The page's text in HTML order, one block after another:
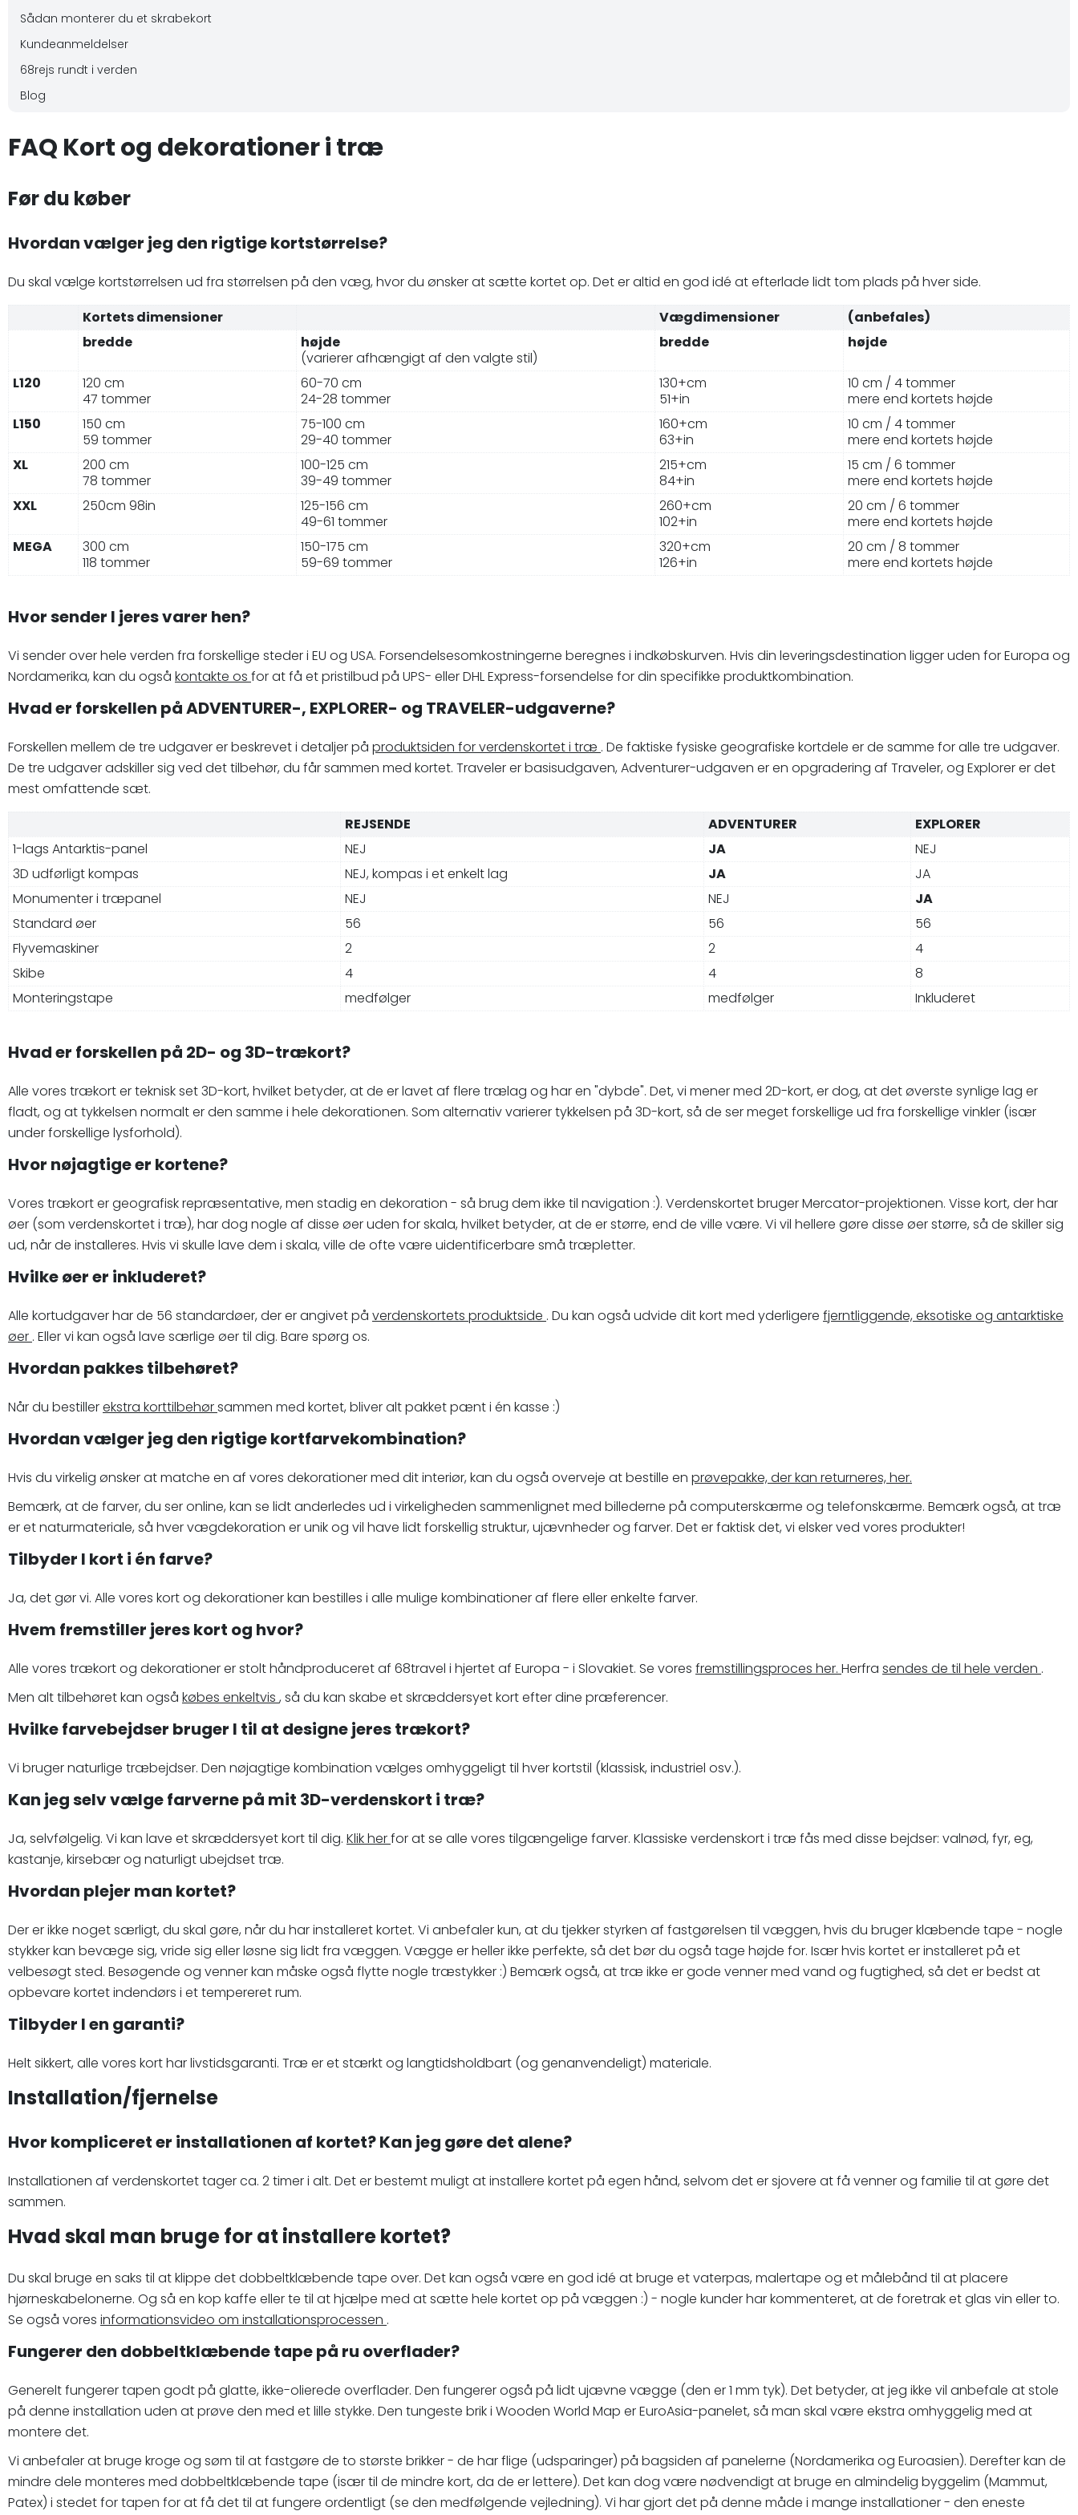
Sådan monterer du et skrabekort
Kundeanmeldelser
68rejs rundt i verden
Blog
FAQ Kort og dekorationer i træ
Før du køber
Hvordan vælger jeg den rigtige kortstørrelse?
Du skal vælge kortstørrelsen ud fra størrelsen på den væg, hvor du ønsker at sætte kortet op. Det er altid en god idé at efterlade lidt tom plads på hver side.
Kortets dimensioner
Vægdimensioner
(anbefales)
bredde
højde
(varierer afhængigt af den valgte stil)
bredde højde
L120
120 cm
47 tommer
60-70 cm
24-28 tommer
130+cm
51+in
10 cm / 4 tommer
mere end kortets højde
L150
150 cm
59 tommer
75-100 cm
29-40 tommer
160+cm
63+in
10 cm / 4 tommer
mere end kortets højde
XL
200 cm
78 tommer
100-125 cm
39-49 tommer
215+cm
84+in
15 cm / 6 tommer
mere end kortets højde
XXL
250cm 98in
125-156 cm
49-61 tommer
260+cm
102+in
20 cm / 6 tommer
mere end kortets højde
MEGA
300 cm
118 tommer
150-175 cm
59-69 tommer
320+cm
126+in
20 cm / 8 tommer
mere end kortets højde
Hvor sender I jeres varer hen?
Vi sender over hele verden fra forskellige steder i EU og USA. Forsendelsesomkostningerne beregnes i indkøbskurven. Hvis din leveringsdestination ligger uden for Europa og
Nordamerika, kan du også kontakte os for at få et pristilbud på UPS- eller DHL Express-forsendelse for din specifikke produktkombination.
Hvad er forskellen på ADVENTURER-, EXPLORER- og TRAVELER-udgaverne?
Forskellen mellem de tre udgaver er beskrevet i detaljer på produktsiden for verdenskortet i træ . De faktiske fysiske geografiske kortdele er de samme for alle tre udgaver.
De tre udgaver adskiller sig ved det tilbehør, du får sammen med kortet. Traveler er basisudgaven, Adventurer-udgaven er en opgradering af Traveler, og Explorer er det
mest omfattende sæt.
REJSENDE
ADVENTURER
EXPLORER
1-lags Antarktis-panel
NEJ JA
NEJ
3D udførligt kompas
NEJ, kompas i et enkelt lag JA
JA
Monumenter i træpanel
NEJ NEJ
JA
Standard øer
56 56
56
Flyvemaskiner
2 2
4
Skibe
4 4
8
Monteringstape
medfølger medfølger Inkluderet
Hvad er forskellen på 2D- og 3D-trækort?
Alle vores trækort er teknisk set 3D-kort, hvilket betyder, at de er lavet af flere trælag og har en "dybde". Det, vi mener med 2D-kort, er dog, at det øverste synlige lag er
fladt, og at tykkelsen normalt er den samme i hele dekorationen. Som alternativ varierer tykkelsen på 3D-kort, så de ser meget forskellige ud fra forskellige vinkler (især
under forskellige lysforhold).
Hvor nøjagtige er kortene?
Vores trækort er geografisk repræsentative, men stadig en dekoration - så brug dem ikke til navigation :). Verdenskortet bruger Mercator-projektionen. Visse kort, der har
øer (som verdenskortet i træ), har dog nogle af disse øer uden for skala, hvilket betyder, at de er større, end de ville være. Vi vil hellere gøre disse øer større, så de skiller sig
ud, når de installeres. Hvis vi skulle lave dem i skala, ville de ofte være uidentificerbare små træpletter.
Hvilke øer er inkluderet?
Alle kortudgaver har de 56 standardøer, der er angivet på verdenskortets produktside . Du kan også udvide dit kort med yderligere fjerntliggende, eksotiske og antarktiske
øer . Eller vi kan også lave særlige øer til dig. Bare spørg os.
Hvordan pakkes tilbehøret?
Når du bestillerekstra korttilbehørsammen med kortet, bliver alt pakket pænt i én kasse :)
Hvordan vælger jeg den rigtige kortfarvekombination?
Hvis du virkelig ønsker at matche en af vores dekorationer med dit interiør, kan du også overveje at bestille en prøvepakke, der kan returneres, her.
Bemærk, at de farver, du ser online, kan se lidt anderledes ud i virkeligheden sammenlignet med billederne på computerskærme og telefonskærme. Bemærk også, at træ
er et naturmateriale, så hver vægdekoration er unik og vil have lidt forskellig struktur, ujævnheder og farver. Det er faktisk det, vi elsker ved vores produkter!
Tilbyder I kort i én farve?
Ja, det gør vi. Alle vores kort og dekorationer kan bestilles i alle mulige kombinationer af flere eller enkelte farver.
Hvem fremstiller jeres kort og hvor?
Alle vores trækort og dekorationer er stolt håndproduceret af 68travel i hjertet af Europa - i Slovakiet. Se vores fremstillingsproces her. Herfra sendes de til hele verden .
Men alt tilbehøret kan også købes enkeltvis , så du kan skabe et skræddersyet kort efter dine præferencer.
Hvilke farvebejdser bruger I til at designe jeres trækort?
Vi bruger naturlige træbejdser. Den nøjagtige kombination vælges omhyggeligt til hver kortstil (klassisk, industriel osv.).
Kan jeg selv vælge farverne på mit 3D-verdenskort i træ?
Ja, selvfølgelig. Vi kan lave et skræddersyet kort til dig. Klik herfor at se alle vores tilgængelige farver. Klassiske verdenskort i træ fås med disse bejdser: valnød, fyr, eg,
kastanje, kirsebær og naturligt ubejdset træ.
Hvordan plejer man kortet?
Der er ikke noget særligt, du skal gøre, når du har installeret kortet. Vi anbefaler kun, at du tjekker styrken af fastgørelsen til væggen, hvis du bruger klæbende tape - nogle
stykker kan bevæge sig, vride sig eller løsne sig lidt fra væggen. Vægge er heller ikke perfekte, så det bør du også tage højde for. Især hvis kortet er installeret på et
velbesøgt sted. Besøgende og venner kan måske også flytte nogle træstykker :) Bemærk også, at træ ikke er gode venner med vand og fugtighed, så det er bedst at
opbevare kortet indendørs i et tempereret rum.
Tilbyder I en garanti?
Helt sikkert, alle vores kort har livstidsgaranti. Træ er et stærkt og langtidsholdbart (og genanvendeligt) materiale.
Installation/fjernelse
Hvor kompliceret er installationen af kortet? Kan jeg gøre det alene?
Installationen af verdenskortet tager ca. 2 timer i alt. Det er bestemt muligt at installere kortet på egen hånd, selvom det er sjovere at få venner og familie til at gøre det
sammen.
Hvad skal man bruge for at installere kortet?
Du skal bruge en saks til at klippe det dobbeltklæbende tape over. Det kan også være en god idé at bruge et vaterpas, malertape og et målebånd til at placere
hjørneskabelonerne. Og så en kop kaffe eller te til at hjælpe med at sætte hele kortet op på væggen :) - nogle kunder har kommenteret, at de foretrak et glas vin eller to.
Se også vores informationsvideo om installationsprocessen .
Fungerer den dobbeltklæbende tape på ru overflader?
Generelt fungerer tapen godt på glatte, ikke-olierede overflader. Den fungerer også på lidt ujævne vægge (den er 1 mm tyk). Det betyder, at jeg ikke vil anbefale at stole
på denne installation uden at prøve den med et lille stykke. Den tungeste brik i Wooden World Map er EuroAsia-panelet, så man skal være ekstra omhyggelig med at
montere det.
Vi anbefaler at bruge kroge og søm til at fastgøre de to største brikker - de har flige (udsparinger) på bagsiden af panelerne (Nordamerika og Euroasien). Derefter kan de
mindre dele monteres med dobbeltklæbende tape (især til de mindre kort, da de er lettere). Det kan dog være nødvendigt at bruge en almindelig byggelim (Mammut,
Patex) i stedet for tapen for at få det til at fungere ordentligt (se den medfølgende vejledning). Vi har gjort det på denne måde i mange installationer - den eneste